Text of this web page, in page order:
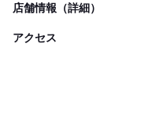
店舗情報（詳細）
アクセス